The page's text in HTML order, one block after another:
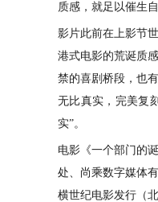
质感，就足以催生
影片此前在上影节
港式电影的荒诞质
禁的喜剧桥段，也
无比真实，完美复
实”。
电影《一个部门的
处、尚乘数字媒体
横世纪电影发行（